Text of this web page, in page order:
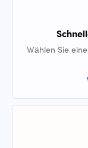
Wählen Sie